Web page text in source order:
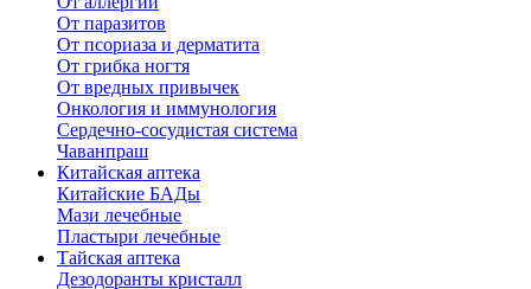
От паразитов
От псориаза и дерматита
От грибка ногтя
От вредных привычек
Онкология и иммунология
Сердечно-сосудистая система
Чаванпраш
Китайская аптека
Китайские БАДы
Мази лечебные
Пластыри лечебные
Тайская аптека
Дезодоранты кристалл